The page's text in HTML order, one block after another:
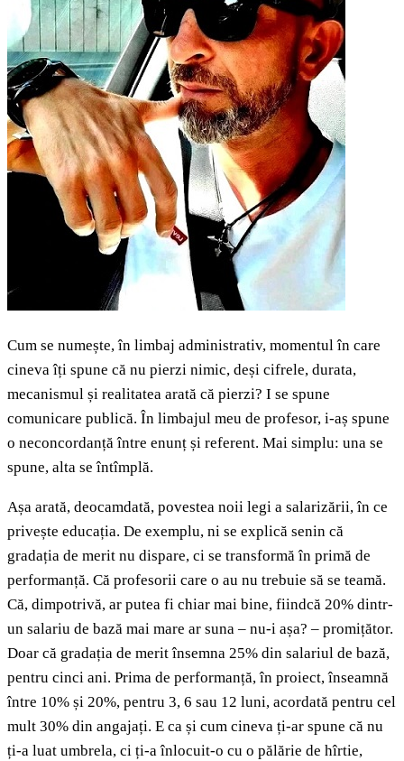
Cum se numește, în limbaj administrativ, momentul în care
cineva îți spune că nu pierzi nimic, deși cifrele, durata,
mecanismul și realitatea arată că pierzi? I se spune
comunicare publică. În limbajul meu de profesor, i-aș spune
o neconcordanță între enunț și referent. Mai simplu: una se
spune, alta se întîmplă.
Așa arată, deocamdată, povestea noii legi a salarizării, în ce
privește educația. De exemplu, ni se explică senin că
gradația de merit nu dispare, ci se transformă în primă de
performanță. Că profesorii care o au nu trebuie să se teamă.
Că, dimpotrivă, ar putea fi chiar mai bine, fiindcă 20% dintr-
un salariu de bază mai mare ar suna – nu-i așa? – promițător.
Doar că gradația de merit însemna 25% din salariul de bază,
pentru cinci ani. Prima de performanță, în proiect, înseamnă
între 10% și 20%, pentru 3, 6 sau 12 luni, acordată pentru cel
mult 30% din angajați. E ca și cum cineva ți-ar spune că nu
ți-a luat umbrela, ci ți-a înlocuit-o cu o pălărie de hîrtie,